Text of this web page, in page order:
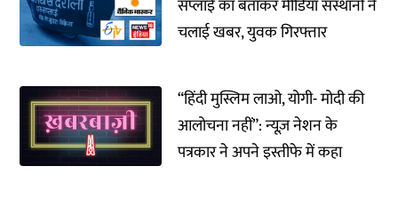
सप्लाई का बताकर मीडिया संस्थानों ने
चलाई खबर, युवक गिरफ्तार
“हिंदी मुस्लिम लाओ, योगी- मोदी की
आलोचना नहीं”: न्यूज़ नेशन के
पत्रकार ने अपने इस्तीफे में कहा